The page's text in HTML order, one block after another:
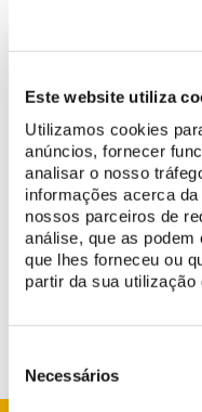
Este website utiliza
Utilizamos cookies
anúncios, fornecer
analisar o nosso
informações acerca
nossos parceiros de
análise, que as
que lhes forneceu ou
partir da sua
Necessários
Le25 Juin 2026 Salon
Queluzserafermée.
Nous regrettons la gêne
votre compréhension.